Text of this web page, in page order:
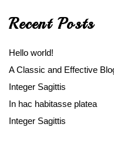
Recent Posts
Hello world!
A Classic and Effective
Integer Sagittis
In hac habitasse platea
Integer Sagittis